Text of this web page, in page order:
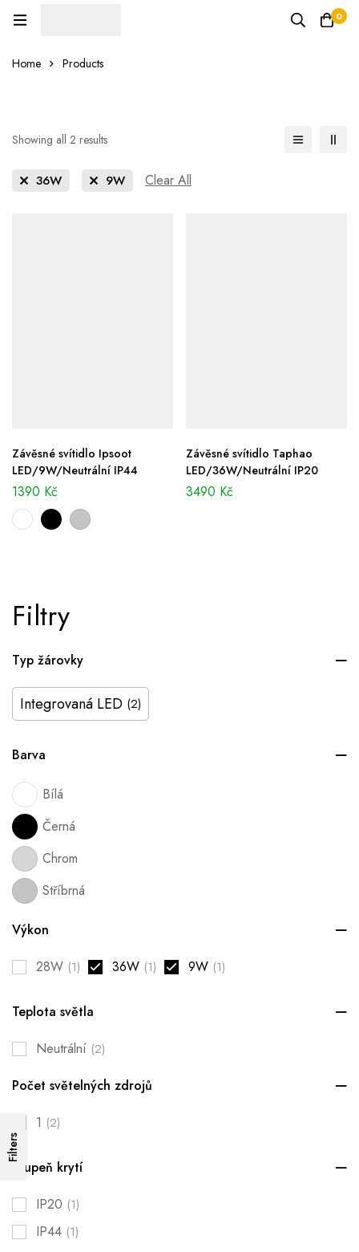
0
Home Products
Filtry
Typ žárovky
Integrovaná LED (2)
Barva
Bílá
Černá
Chrom
Stříbrná
Výkon
28W (1) 36W (1) 9W (1)
Teplota světla
Neutrální (2)
Počet světelných zdrojů
1 (2)
Stupeň krytí
IP20 (1)
IP44 (1)
Filters
Showing all 2 results
36W 9W Clear All
Závěsné svítidlo Ipsoot
LED/9W/Neutrální IP44
1390 Kč
Závěsné svítidlo Taphao
LED/36W/Neutrální IP20
3490 Kč